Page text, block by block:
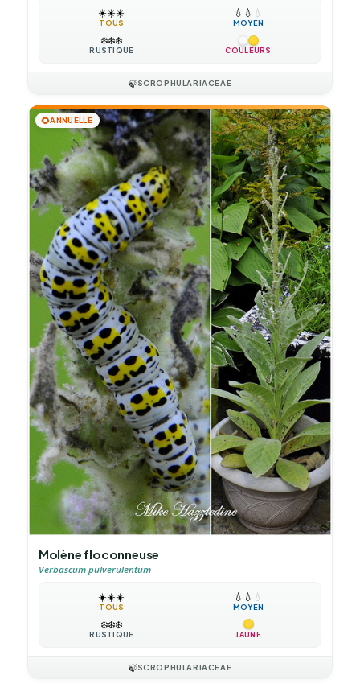
☀️☀️☀️
TOUS
💧 💧 💧
MOYEN
❄️❄️❄️
RUSTIQUE COULEURS
🍃SCROPHULARIACEAE
🌻ANNUELLE
Molène floconneuse
Verbascum pulverulentum
☀️☀️☀️
TOUS
💧 💧 💧
MOYEN
❄️❄️❄️
RUSTIQUE JAUNE
🍃SCROPHULARIACEAE